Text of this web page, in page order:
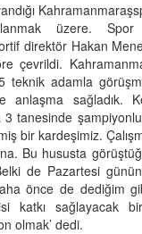
üzere.
direktör Hakan
çevrildi.
teknik adamla
sağladık.
3 tanesinde
bir kardeşimiz​.
Bu hususta
de Pazartesi
önce de dediğim
katkı sağlayacak
olmak’ dedi.